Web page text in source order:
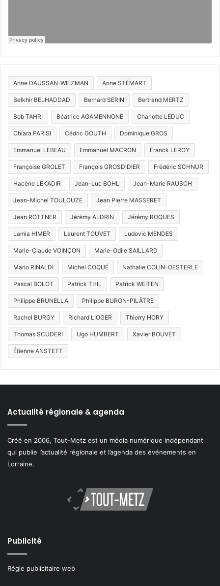
Anne DAUSSAN-WEIZMAN Anne STÉMART
Belkhir BELHADDAD Bernard SERIN Bertrand MERTZ
Bob TAHRI Béatrice AGAMENNONE Charlotte LEDUC
Chiara PARISI Cédric GOUTH Dominique GROS
Emmanuel LEBEAU Emmanuel MACRON Franck LEROY
Françoise GROLET François GROSDIDIER Frédéric SCHNUR
Hacène LEKADIR Jean-Luc BOHL Jean-Marie RAUSCH
Jean-Michel TOULOUZE Jean Pierre MASSERET
Jean ROTTNER Jérémy ALDRIN Jérémy ROQUES
Lamia HIMER Laurent TOUVET Ludovic MENDES
Marie-Claude VOINÇON Marie-Odile SAILLARD
Mario RINALDI Michel COQUÉ Nathalie COLIN-OESTERLE
Pascal BOLOT Patrick THIL Patrick WEITEN
Philippe BRUNELLA Philippe BURON-PILÂTRE
Rachel BURGY Richard LIOGER Thierry HORY
Thomas SCUDERI Ugo HUMBERT Xavier BOUVET
Étienne ANSTETT
Actualité régionale & agenda
Créé en 2006, Tout-Metz est un média numérique indépendant
qui publie l’actualité régionale et l’agenda des événements en
Lorraine.
Publicité
Régie publicitaire web